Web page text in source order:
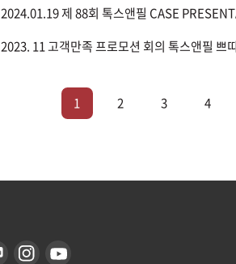
2024.01.19 제 88회 톡스앤필 CASE
2023. 11 고객만족 프로모션 회의 톡스앤필 쁘
1 2 3 4